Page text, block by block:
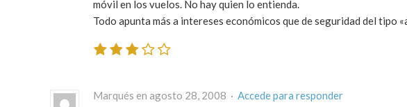
móvil en los vuelos. No hay quien lo entienda.
Todo apunta más a intereses económicos que de seguridad del
Marqués en agosto 28, 2008 · Accede para responder